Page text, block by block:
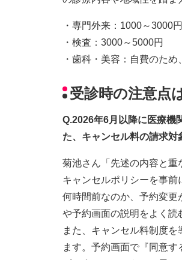
・専門外来：1000～3000円
・検査：3000～5000円
・歯科・美容：自費のた
受診時の注意点
Q.2026年6月以降に医療機
た、キャンセル料の請求対
菊池さん「先述の内容と重
キャンセルポリシーを事
何時間前なのか、予約変更
や予約画面の説明をよく読
また、キャンセル料制度
ます。予約画面で『同意